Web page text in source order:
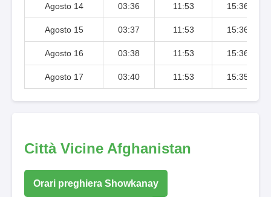
Agosto 14 03:36 11:53 15:36
Agosto 15 03:37 11:53 15:36
Agosto 16 03:38 11:53 15:36
Agosto 17 03:40 11:53 15:35
Città Vicine Afghanistan
Orari preghiera Showkanay